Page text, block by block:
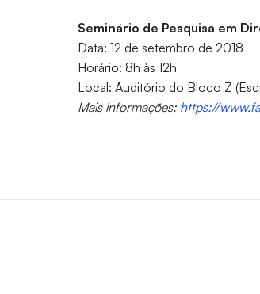
Seminário de Pesquisa em
Data: 12 de setembro de 2018
Horário: 8h às 12h
Local: Auditório do Bloco Z
Mais informações: https://